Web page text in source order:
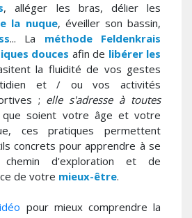
, alléger les bras, délier les
la nuque, éveiller son bassin,
... La méthode Feldenkrais
douces afin de libérer les
la fluidité de vos gestes
et / ou vos activités
; elle s'adresse à toutes
que soient votre âge et votre
ces pratiques permettent
concrets pour apprendre à se
chemin d'exploration et de
de votre mieux-être.
pour mieux comprendre la